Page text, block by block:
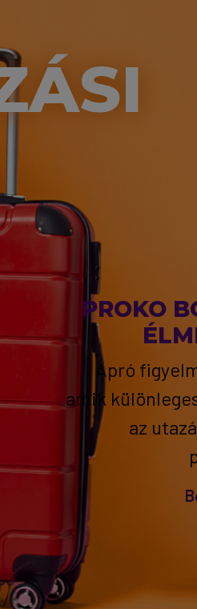
PROKO
Apró
amik
az